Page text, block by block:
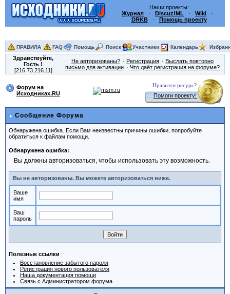
Наши проекты:
Журнал · Discuz!ML · Wiki ·
DRKB· Помощь проекту
ПРАВИЛА FAQ Помощь Поиск Участники Календарь
Здравствуйте,
Гость !
[216.73.216.11]
Не авторизованы? Регистрация
Выслать повторно
письмо для активации
Что даёт регистрация на форуме?
Форум на
Исходниках.RU
Нравится ресурс?
Помоги проекту!
Сообщение Форума
Обнаружена ошибка. Если Вам неизвестны причины ошибки, попробуйте
обратиться к файлам помощи.
Обнаружена ошибка:
Вы должны авторизоваться, чтобы использовать эту возможность.
Вы не авторизованы. Вы можете авторизоваться ниже.
Ваше
имя
Ваш
пароль
Полезные ссылки
Восстановление забытого пароля
Регистрация нового пользователя
Наша документация помощи
Связь с Администратором форума